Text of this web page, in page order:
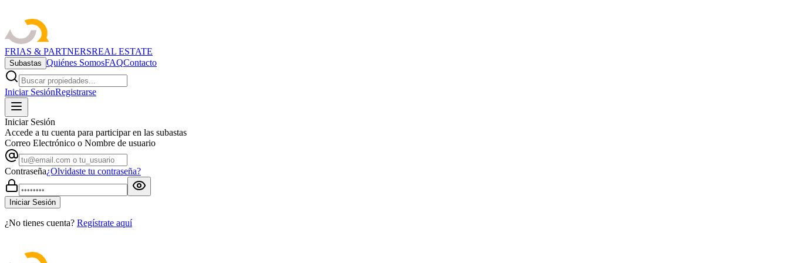
FRIAS & PARTNERSREAL ESTATE
Subastas Quiénes SomosFAQContacto
Iniciar SesiónRegistrarse
Iniciar Sesión
Accede a tu cuenta para participar en las subastas
Correo Electrónico o Nombre de usuario
Contraseña¿Olvidaste tu contraseña?
Iniciar Sesión
¿No tienes cuenta? Regístrate aquí